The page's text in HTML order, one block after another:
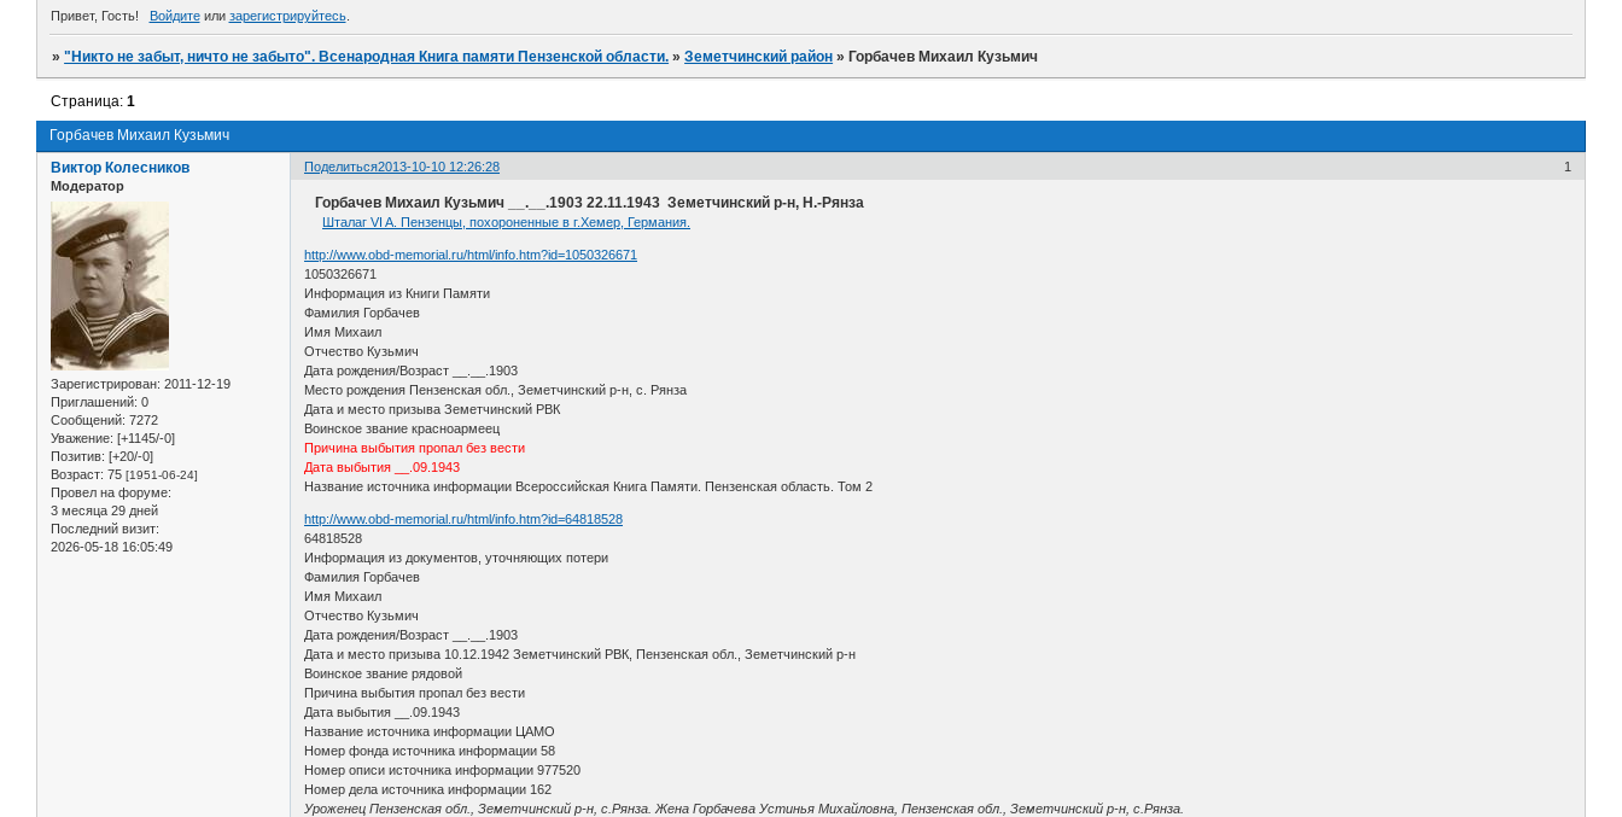
Привет, Гость! Войдитеили зарегистрируйтесь.
»"Никто не забыт, ничто не забыто". Всенародная Книга памяти Пензенской области. »Земетчинский район » Горбачев Михаил Кузьмич
Горбачев Михаил Кузьмич
Страница:1
Поделиться 1
2013-10-10 12:26:28
Виктор Колесников
Модератор
Зарегистрирован: 2011-12-19
Приглашений: 0
Сообщений: 7272
Уважение: [+1145/-0]
Позитив: [+20/-0]
Возраст: 75 [1951-06-24]
Провел на форуме:
3 месяца 29 дней
Последний визит:
2026-05-18 16:05:49
Горбачев Михаил Кузьмич __.__.1903 22.11.1943 Земетчинский р-н, Н.-Рянза
Шталаг VI A. Пензенцы, похороненные в г.Хемер, Германия.
http://www.obd-memorial.ru/html/info.htm?id=1050326671
1050326671
Информация из Книги Памяти
Фамилия Горбачев
Имя Михаил
Отчество Кузьмич
Дата рождения/Возраст __.__.1903
Место рождения Пензенская обл., Земетчинский р-н, с. Рянза
Дата и место призыва Земетчинский РВК
Воинское звание красноармеец
Причина выбытия пропал без вести
Дата выбытия __.09.1943
Название источника информации Всероссийская Книга Памяти. Пензенская область. Том 2
http://www.obd-memorial.ru/html/info.htm?id=64818528
64818528
Информация из документов, уточняющих потери
Фамилия Горбачев
Имя Михаил
Отчество Кузьмич
Дата рождения/Возраст __.__.1903
Дата и место призыва 10.12.1942 Земетчинский РВК, Пензенская обл., Земетчинский р-н
Воинское звание рядовой
Причина выбытия пропал без вести
Дата выбытия __.09.1943
Название источника информации ЦАМО
Номер фонда источника информации 58
Номер описи источника информации 977520
Номер дела источника информации 162
Уроженец Пензенская обл., Земетчинский р-н, с.Рянза. Жена Горбачева Устинья Михайловна, Пензенская обл., Земетчинский р-н, с.Рянза.